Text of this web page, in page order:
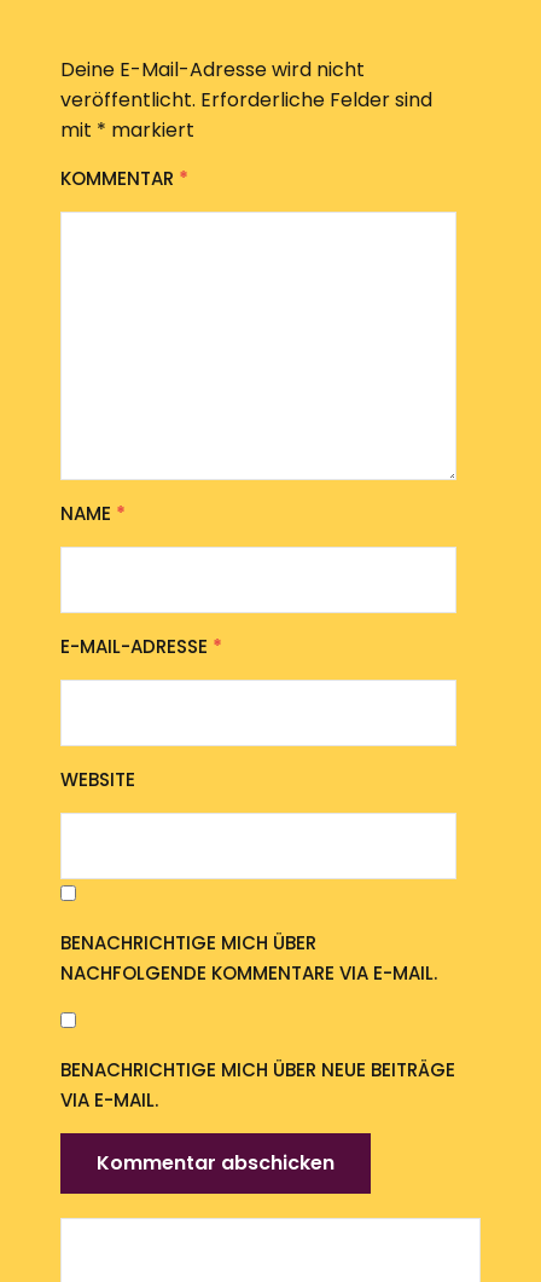
Deine E-Mail-Adresse wird nicht
veröffentlicht. Erforderliche Felder sind
mit * markiert
KOMMENTAR *
NAME *
E-MAIL-ADRESSE *
WEBSITE
BENACHRICHTIGE MICH ÜBER
NACHFOLGENDE KOMMENTARE VIA E-MAIL.
BENACHRICHTIGE MICH ÜBER NEUE BEITRÄGE
VIA E-MAIL.